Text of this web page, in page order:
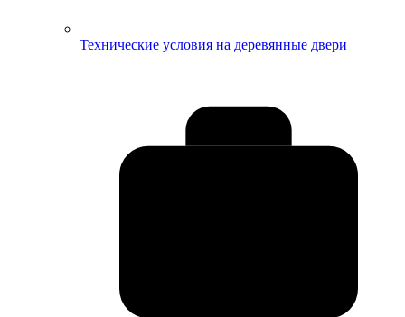
Технические условия на деревянные двери